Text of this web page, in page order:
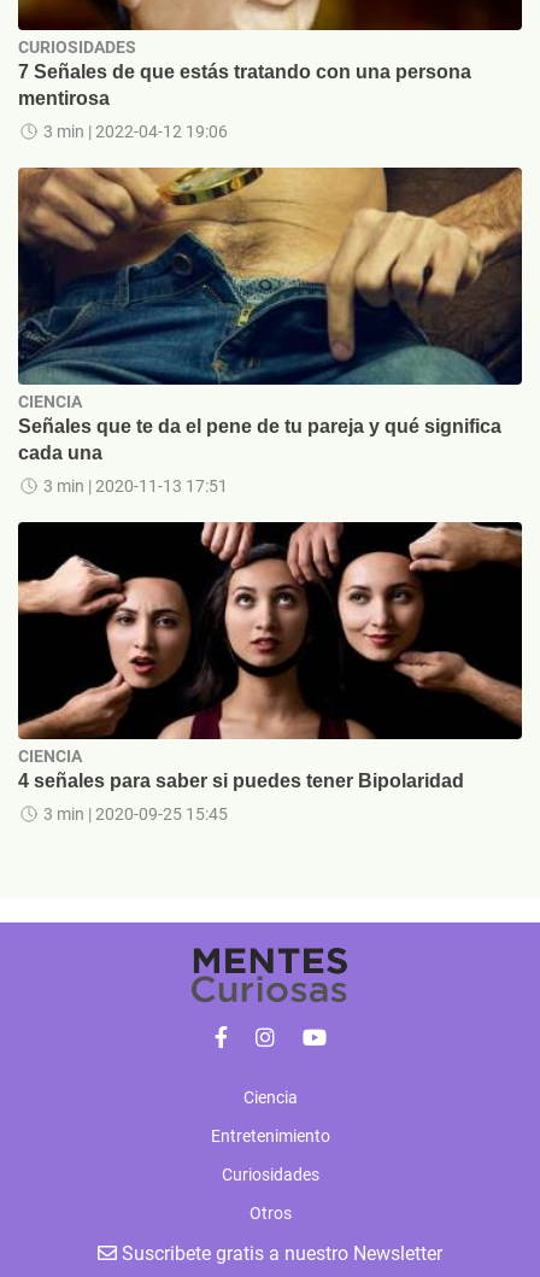
CURIOSIDADES
7 Señales de que estás tratando con una persona
mentirosa
3 min | 2022-04-12 19:06
CIENCIA
Señales que te da el pene de tu pareja y qué significa
cada una
3 min | 2020-11-13 17:51
CIENCIA
4 señales para saber si puedes tener Bipolaridad
3 min | 2020-09-25 15:45
Ciencia
Entretenimiento
Curiosidades
Otros
Suscribete gratis a nuestro Newsletter